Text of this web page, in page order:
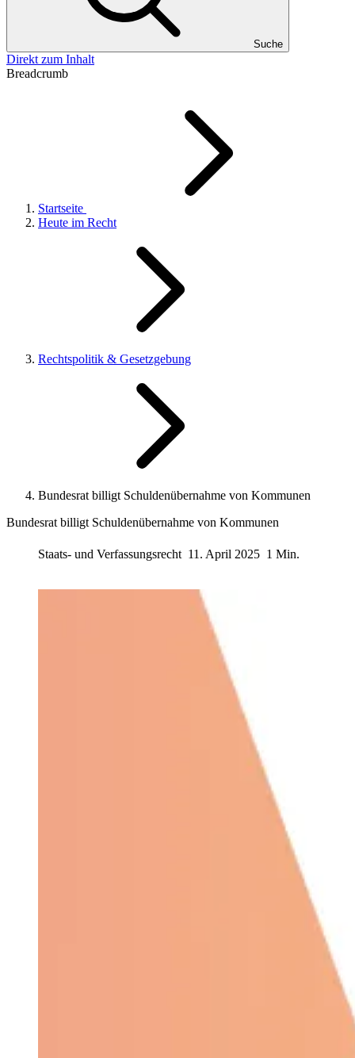
Suche
Direkt zum Inhalt
Breadcrumb
Startseite
Heute im Recht
Rechtspolitik & Gesetzgebung
Bundesrat billigt Schuldenübernahme von Kommunen
Bundesrat billigt Schuldenübernahme von Kommunen
Staats- und Verfassungsrecht 11. April 2025 1 Min.